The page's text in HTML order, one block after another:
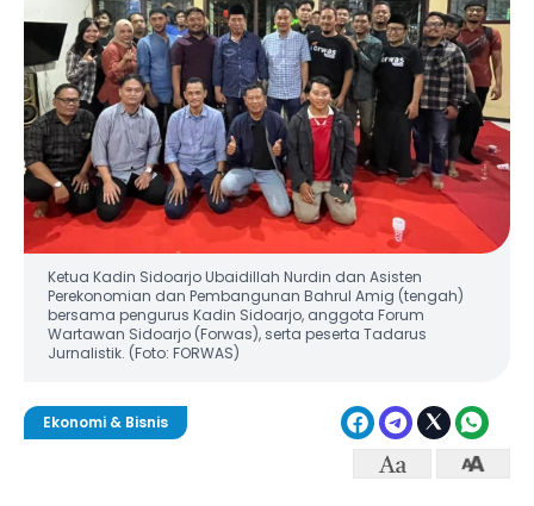
Ketua Kadin Sidoarjo Ubaidillah Nurdin dan Asisten
Perekonomian dan Pembangunan Bahrul Amig (tengah)
bersama pengurus Kadin Sidoarjo, anggota Forum
Wartawan Sidoarjo (Forwas), serta peserta Tadarus
Jurnalistik. (Foto: FORWAS)
Ekonomi & Bisnis